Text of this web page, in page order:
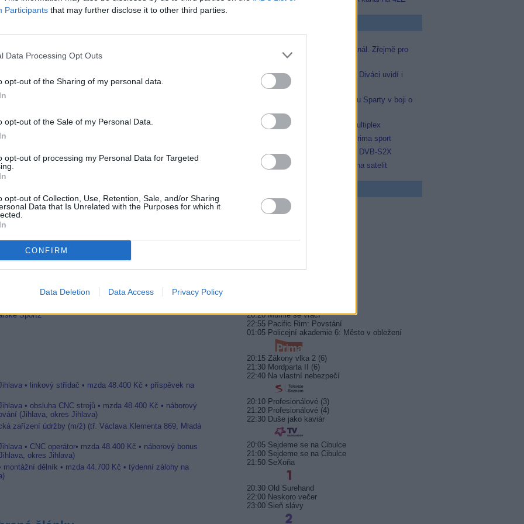
Participants that may further disclose it to other third parties.
Data Processing Opt Outs
opt-out of the Sharing of my personal data.
opt-out of the Sale of my Personal Data.
opt-out of processing my Personal Data for Targeted
opt-out of Collection, Use, Retention, Sale, and/or Sharing
Data that Is Unrelated with the Purposes for which it
CONFIRM
Data Deletion Data Access Privacy Policy
na řadě mezinárodních stanicích.
Umožňuje neautorizovaný příjem
ztráty. Proto dochází k přechodu na nové
a Music Channel Hungary:
pol. H, SR 27500, FEC 3/4, DVB-S/QPSK
ně nebude mít peníze
DigiSport
DigiSport
v Nagravision 2
Sport2
• linkový střídač • mzda 48.400 Kč • příspěvek na
• obsluha CNC strojů • mzda 48.400 Kč • náborový
(Jihlava, okres Jihlava)
zařízení údržby (m/ž) (tř. Václava Klementa 869, Mladá
• CNC operátor• mzda 48.400 Kč • náborový bonus
okres Jihlava)
montážní dělník • mzda 44.700 Kč • týdenní zálohy na
Skylink spustil nový Test kanál. Zřejmě pro
Prima sport
Oneplay zařadí Prima sport. Diváci uvidí i
zápas Sparty proti Lyonu
Prima sport odvysílá i odvetu Sparty v boji o
Ligu mistrů
Operátor Du převzal další multiplex
Antik TV potvrdil zařazení Prima sport
Televisa Networks přešla na DVB-S2X
Ukrajinská Super+ se vrací na satelit
20:00 Královna Viktorie
20:20 Mumie se vrací
22:55 Pacific Rim: Povstání
01:05 Policejní akademie 6: Město v obležení
20:15 Zákony vlka 2 (6)
21:30 Mordparta II (6)
22:40 Na vlastní nebezpečí
20:10 Profesionálové (3)
21:20 Profesionálové (4)
22:30 Duše jako kaviár
20:05 Sejdeme se na Cibulce
21:00 Sejdeme se na Cibulce
21:50 SeXoňa
20:30 Old Surehand
22:00 Neskoro večer
23:00 Sieň slávy